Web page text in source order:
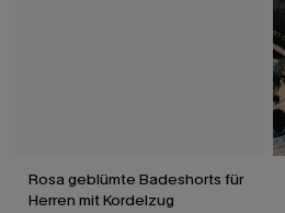
Rosa geblümte Badeshorts für
Herren mit Kordelzug